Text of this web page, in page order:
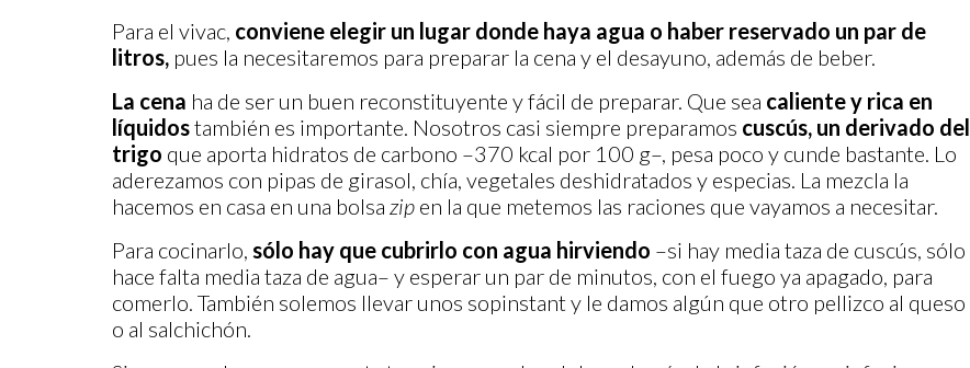
Para el vivac, conviene elegir un lugar donde haya agua o haber reservado un par de
litros, pues la necesitaremos para preparar la cena y el desayuno, además de beber.
La cena ha de ser un buen reconstituyente y fácil de preparar. Que sea caliente y rica en
líquidostambién es importante. Nosotros casi siempre preparamos cuscús, un derivado del
trigo que aporta hidratos de carbono –370 kcal por 100 g–, pesa poco y cunde bastante. Lo
aderezamos con pipas de girasol, chía, vegetales deshidratados y especias. La mezcla la
hacemos en casa en una bolsa zip en la que metemos las raciones que vayamos a necesitar.
Para cocinarlo, sólo hay que cubrirlo con agua hirviendo –si hay media taza de cuscús, sólo
hace falta media taza de agua– y esperar un par de minutos, con el fuego ya apagado, para
comerlo. También solemos llevar unos sopinstant y le damos algún que otro pellizco al queso
o al salchichón.